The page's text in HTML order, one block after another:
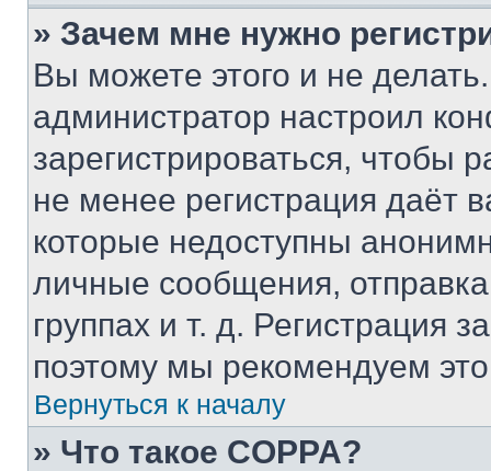
» Зачем мне нужно
Вы можете этого и не
администратор настроил
зарегистрироваться, чтобы
не менее регистрация даёт
которые недоступны
личные сообщения,
группах и т. д. Регистрация
поэтому мы рекомендуем
Вернуться к началу
» Что такое COPPA?